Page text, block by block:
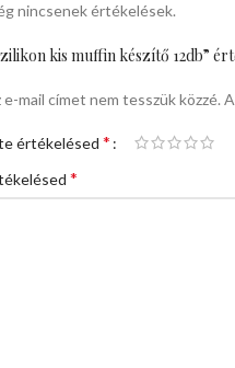
nincsenek értékelések.
kis muffin készítő 12db”
e-mail címet nem tesszük közzé.
értékelésed *
*